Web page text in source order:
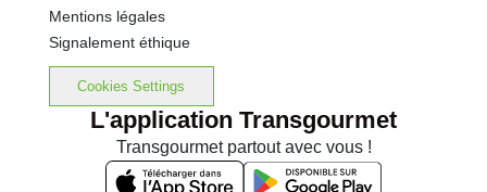
Mentions légales
Signalement éthique
Cookies Settings
L'application Transgourmet
Transgourmet partout avec vous !